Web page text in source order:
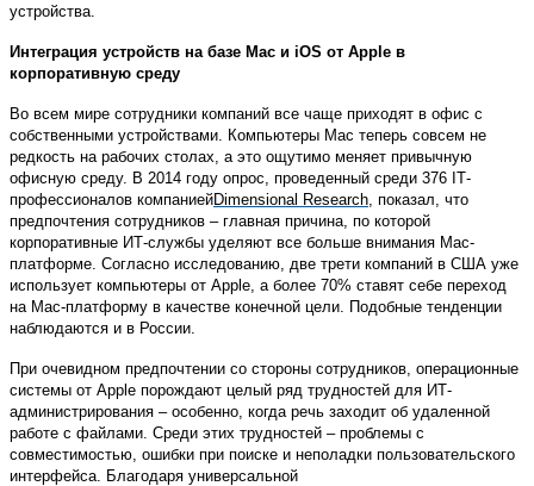
устройства.
Интеграция устройств на базе Mac и iOS от Apple в
корпоративную среду
Во всем мире сотрудники компаний все чаще приходят в офис с
собственными устройствами. Компьютеры Mac теперь совсем не
редкость на рабочих столах, а это ощутимо меняет привычную
офисную среду. В 2014 году опрос, проведенный среди 376 IT-
профессионалов компаниейDimensional Research , показал, что
предпочтения сотрудников – главная причина, по которой
корпоративные ИТ-службы уделяют все больше внимания Mac-
платформе. Согласно исследованию, две трети компаний в США уже
использует компьютеры от Apple , а более 70% ставят себе переход
на Mac-платформу в качестве конечной цели. Подобные тенденции
наблюдаются и в России.
При очевидном предпочтении со стороны сотрудников, операционные
системы от Apple порождают целый ряд трудностей для ИТ-
администрирования – особенно, когда речь заходит об удаленной
работе с файлами. Среди этих трудностей – проблемы с
совместимостью, ошибки при поиске и неполадки пользовательского
интерфейса. Благодаря универсальной